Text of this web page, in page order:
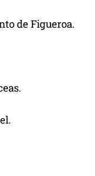
de Figueroa.